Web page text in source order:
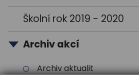
Školní rok 2019 - 2020
Archiv akcí
Archiv aktualit